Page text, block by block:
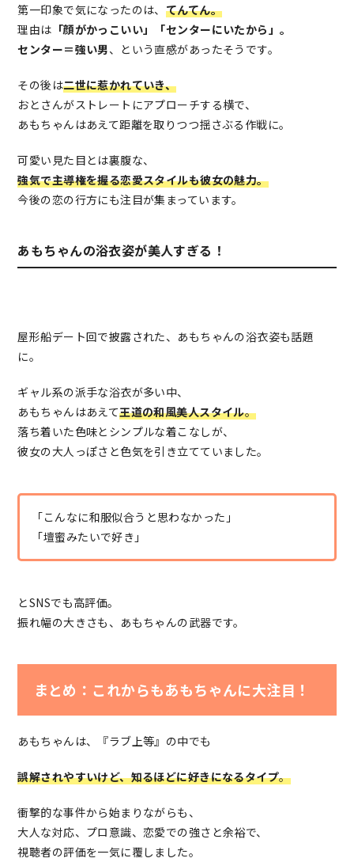
第一印象で気になったのは、 てんてん。
理由は 「顔がかっこいい」「センターにいたから」。
センター＝強い男、という直感があったそうです。
その後は二世に惹かれていき、
おとさんがストレートにアプローチする横で、
あもちゃんはあえて距離を取りつつ揺さぶる作戦に。
可愛い見た目とは裏腹な、
強気で主導権を握る恋愛スタイルも彼女の魅力。
今後の恋の行方にも注目が集まっています。
あもちゃんの浴衣姿が美人すぎる！
屋形船デート回で披露された、あもちゃんの浴衣姿も話題
に。
ギャル系の派手な浴衣が多い中、
あもちゃんはあえて王道の和風美人スタイル。
落ち着いた色味とシンプルな着こなしが、
彼女の大人っぽさと色気を引き立てていました。
「こんなに和服似合うと思わなかった」
「壇蜜みたいで好き」
とSNSでも高評価。
振れ幅の大きさも、あもちゃんの武器です。
まとめ：これからもあもちゃんに大注目！
あもちゃんは、『ラブ上等』の中でも
誤解されやすいけど、知るほどに好きになるタイプ。
衝撃的な事件から始まりながらも、
大人な対応、プロ意識、恋愛での強さと余裕で、
視聴者の評価を一気に覆しました。